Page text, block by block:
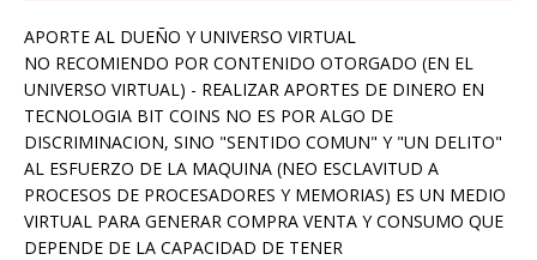
APORTE AL DUEÑO Y UNIVERSO VIRTUAL
NO RECOMIENDO POR CONTENIDO OTORGADO (EN EL
UNIVERSO VIRTUAL) - REALIZAR APORTES DE DINERO EN
TECNOLOGIA BIT COINS NO ES POR ALGO DE
DISCRIMINACION, SINO "SENTIDO COMUN" Y "UN DELITO"
AL ESFUERZO DE LA MAQUINA (NEO ESCLAVITUD A
PROCESOS DE PROCESADORES Y MEMORIAS) ES UN MEDIO
VIRTUAL PARA GENERAR COMPRA VENTA Y CONSUMO QUE
DEPENDE DE LA CAPACIDAD DE TENER